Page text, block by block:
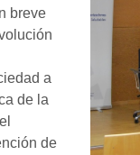
breve
a
de la
de